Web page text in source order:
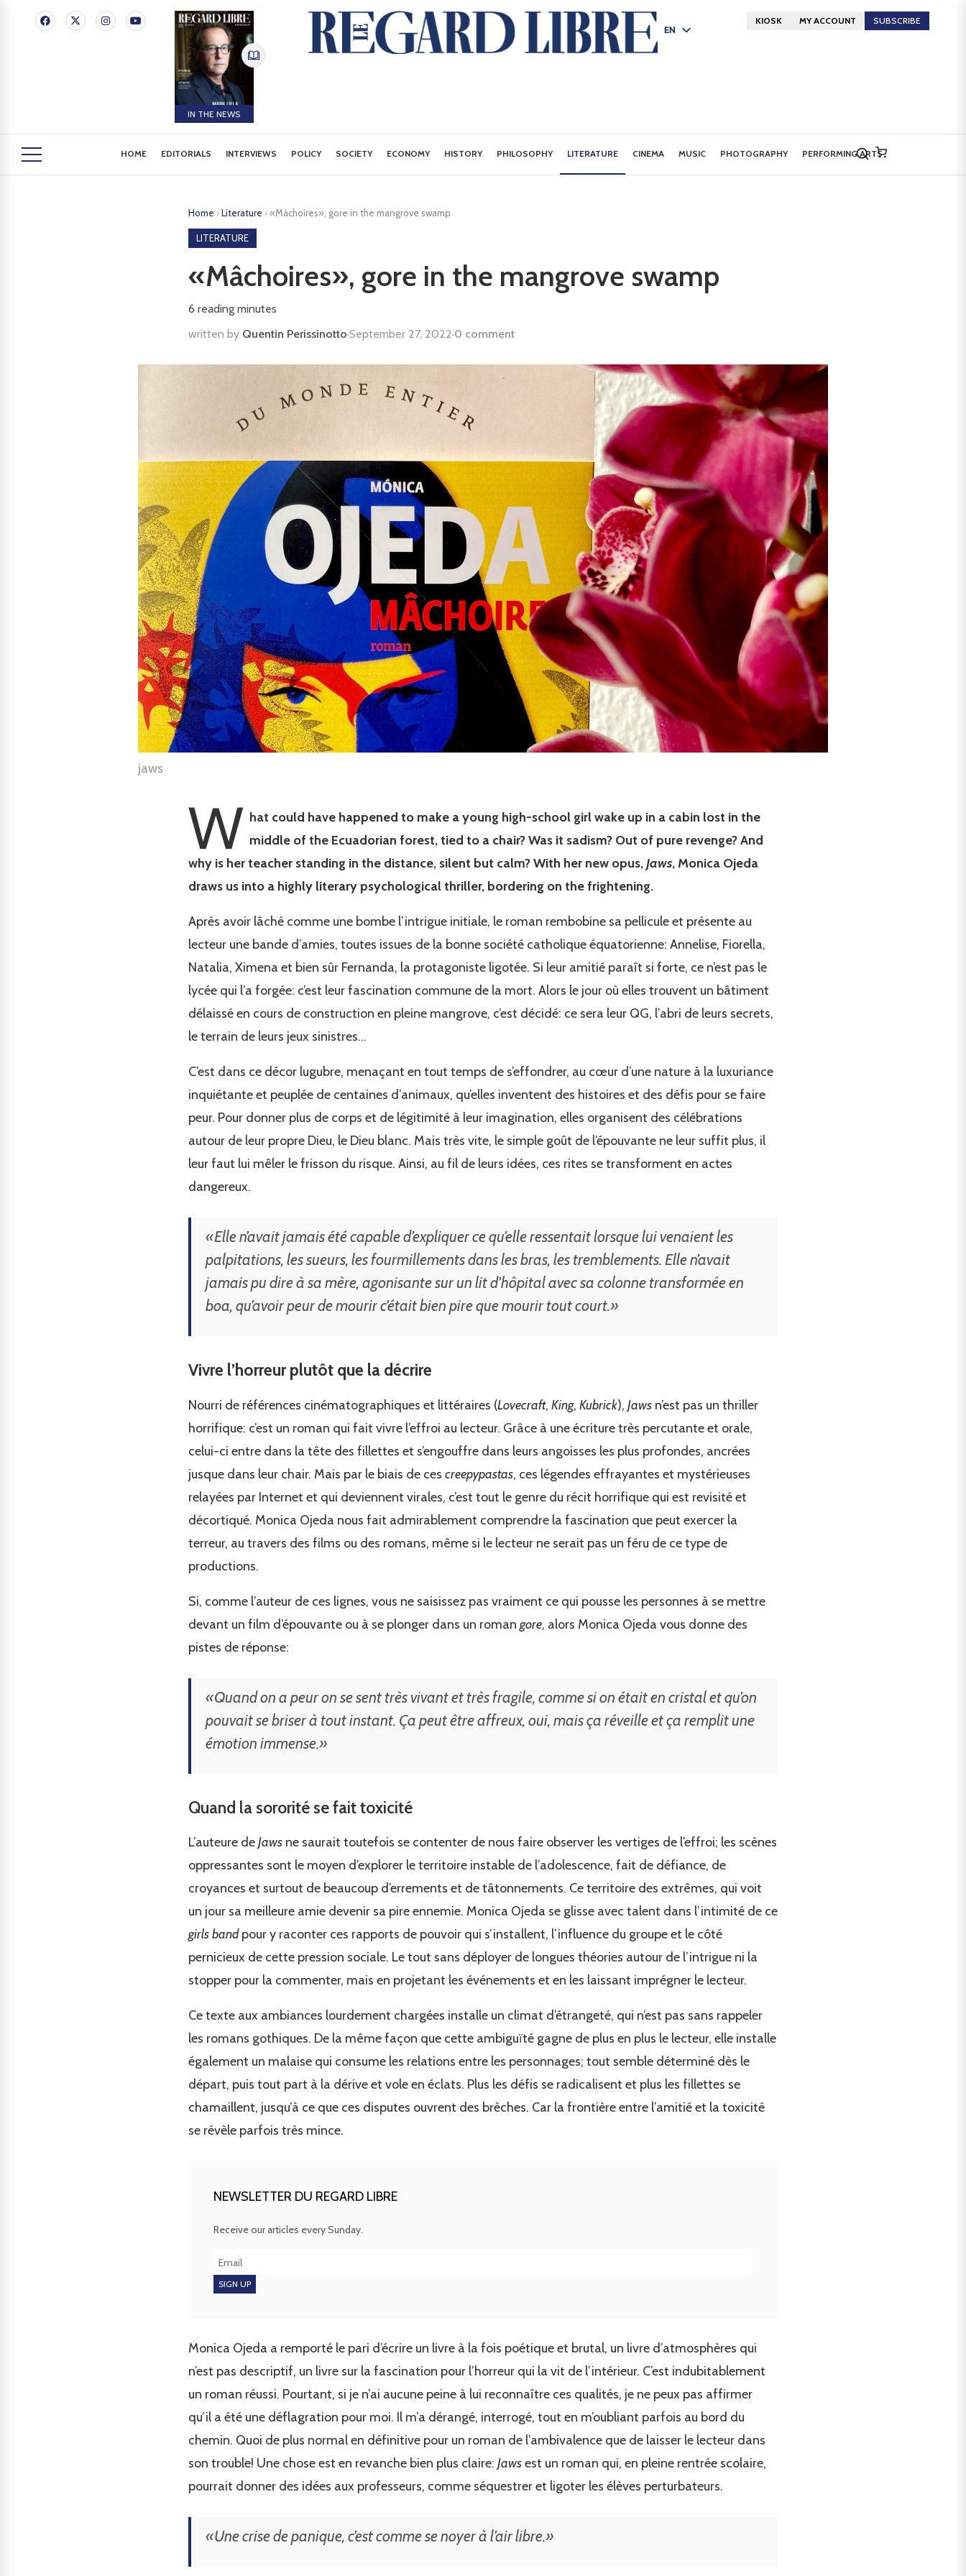
IN THE NEWS
EN
KIOSK MY ACCOUNT SUBSCRIBE
HOME EDITORIALS INTERVIEWS POLICY SOCIETY ECONOMY HISTORY PHILOSOPHY LITERATURE CINEMA MUSIC PHOTOGRAPHY PERFORMING ARTS
Home ›Literature ›«Mâchoires», gore in the mangrove swamp
LITERATURE
«Mâchoires», gore in the mangrove swamp
6 reading minutes
written by Quentin Perissinotto·September 27, 2022·0 comment
jaws
W hat could have happened to make a young high-school girl wake up in a cabin lost in the
middle of the Ecuadorian forest, tied to a chair? Was it sadism? Out of pure revenge? And
why is her teacher standing in the distance, silent but calm? With her new opus,Jaws, Monica Ojeda
draws us into a highly literary psychological thriller, bordering on the frightening.
Après avoir lâché comme une bombe l’intrigue initiale, le roman rembobine sa pellicule et présente au
lecteur une bande d’amies, toutes issues de la bonne société catholique équatorienne: Annelise, Fiorella,
Natalia, Ximena et bien sûr Fernanda, la protagoniste ligotée. Si leur amitié paraît si forte, ce n’est pas le
lycée qui l’a forgée: c’est leur fascination commune de la mort. Alors le jour où elles trouvent un bâtiment
délaissé en cours de construction en pleine mangrove, c’est décidé: ce sera leur QG, l’abri de leurs secrets,
le terrain de leurs jeux sinistres…
C’est dans ce décor lugubre, menaçant en tout temps de s’effondrer, au cœur d’une nature à la luxuriance
inquiétante et peuplée de centaines d’animaux, qu’elles inventent des histoires et des défis pour se faire
peur. Pour donner plus de corps et de légitimité à leur imagination, elles organisent des célébrations
autour de leur propre Dieu, le Dieu blanc. Mais très vite, le simple goût de l’épouvante ne leur suffit plus, il
leur faut lui mêler le frisson du risque. Ainsi, au fil de leurs idées, ces rites se transforment en actes
dangereux.
«Elle n’avait jamais été capable d’expliquer ce qu’elle ressentait lorsque lui venaient les
palpitations, les sueurs, les fourmillements dans les bras, les tremblements. Elle n’avait
jamais pu dire à sa mère, agonisante sur un lit d’hôpital avec sa colonne transformée en
boa, qu’avoir peur de mourir c’était bien pire que mourir tout court.»
Vivre l’horreur plutôt que la décrire
Nourri de références cinématographiques et littéraires (Lovecraft, King, Kubrick), Jaws n’est pas un thriller
horrifique: c’est un roman qui fait vivre l’effroi au lecteur. Grâce à une écriture très percutante et orale,
celui-ci entre dans la tête des fillettes et s’engouffre dans leurs angoisses les plus profondes, ancrées
jusque dans leur chair. Mais par le biais de ces creepypastas, ces légendes effrayantes et mystérieuses
relayées par Internet et qui deviennent virales, c’est tout le genre du récit horrifique qui est revisité et
décortiqué. Monica Ojeda nous fait admirablement comprendre la fascination que peut exercer la
terreur, au travers des films ou des romans, même si le lecteur ne serait pas un féru de ce type de
productions.
Si, comme l’auteur de ces lignes, vous ne saisissez pas vraiment ce qui pousse les personnes à se mettre
devant un film d’épouvante ou à se plonger dans un roman gore, alors Monica Ojeda vous donne des
pistes de réponse:
«Quand on a peur on se sent très vivant et très fragile, comme si on était en cristal et qu’on
pouvait se briser à tout instant. Ça peut être affreux, oui, mais ça réveille et ça remplit une
émotion immense.»
Quand la sororité se fait toxicité
L’auteure deJaws ne saurait toutefois se contenter de nous faire observer les vertiges de l’effroi; les scènes
oppressantes sont le moyen d’explorer le territoire instable de l’adolescence, fait de défiance, de
croyances et surtout de beaucoup d’errements et de tâtonnements. Ce territoire des extrêmes, qui voit
un jour sa meilleure amie devenir sa pire ennemie. Monica Ojeda se glisse avec talent dans l’intimité de ce
girls bandpour y raconter ces rapports de pouvoir qui s’installent, l’influence du groupe et le côté
pernicieux de cette pression sociale. Le tout sans déployer de longues théories autour de l’intrigue ni la
stopper pour la commenter, mais en projetant les événements et en les laissant imprégner le lecteur.
Ce texte aux ambiances lourdement chargées installe un climat d’étrangeté, qui n’est pas sans rappeler
les romans gothiques. De la même façon que cette ambiguïté gagne de plus en plus le lecteur, elle installe
également un malaise qui consume les relations entre les personnages; tout semble déterminé dès le
départ, puis tout part à la dérive et vole en éclats. Plus les défis se radicalisent et plus les fillettes se
chamaillent, jusqu’à ce que ces disputes ouvrent des brèches. Car la frontière entre l’amitié et la toxicité
se révèle parfois très mince.
NEWSLETTER DU REGARD LIBRE
Receive our articles every Sunday.
Monica Ojeda a remporté le pari d’écrire un livre à la fois poétique et brutal, un livre d’atmosphères qui
n’est pas descriptif, un livre sur la fascination pour l’horreur qui la vit de l’intérieur. C’est indubitablement
un roman réussi. Pourtant, si je n’ai aucune peine à lui reconnaître ces qualités, je ne peux pas affirmer
qu’il a été une déflagration pour moi. Il m’a dérangé, interrogé, tout en m’oubliant parfois au bord du
chemin. Quoi de plus normal en définitive pour un roman de l’ambivalence que de laisser le lecteur dans
son trouble! Une chose est en revanche bien plus claire: Jawsest un roman qui, en pleine rentrée scolaire,
pourrait donner des idées aux professeurs, comme séquestrer et ligoter les élèves perturbateurs.
«Une crise de panique, c’est comme se noyer à l’air libre.»